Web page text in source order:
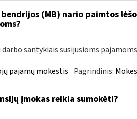
(MB) nario paimtos
santykiais susijusioms pajamoms
pajamų mokestis Pagrindinis:
įmokas reikia sumokėti?